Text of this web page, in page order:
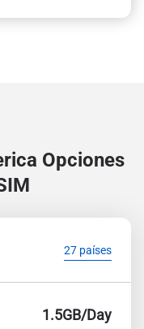
Opciones
27 países
1.5GB/Day